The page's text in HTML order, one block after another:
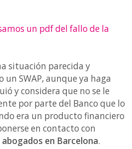
un pdf del fallo de la
situación parecida y
SWAP, aunque ya haga
y considera que no se le
por parte del Banco que lo
era un producto financiero
en contacto con
abogados en Barcelona.